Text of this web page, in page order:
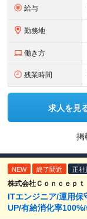
給与
勤務地
働き方
残業時間
求人を見
掲
NEW 終了間近 正社
株式会社Ｃｏｎｃｅｐ
ITエンジニア/運用保
UP/有給消化率